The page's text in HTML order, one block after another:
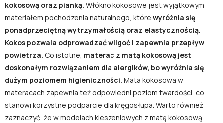
kokosową oraz pianką. Włókno kokosowe jest wyjątkowym
materiałem pochodzenia naturalnego, które wyróżnia się
ponadprzeciętną wytrzymałością oraz elastycznością.
Kokos pozwala odprowadzać wilgoć i zapewnia przepływ
powietrza. Co istotne, materac z matą kokosową jest
doskonałym rozwiązaniem dla alergików, bo wyróżnia się
dużym poziomem higieniczności. Mata kokosowa w
materacach zapewnia też odpowiedni poziom twardości, co
stanowi korzystne podparcie dla kręgosłupa. Warto również
zaznaczyć, że w modelach kieszeniowych z matą kokosową